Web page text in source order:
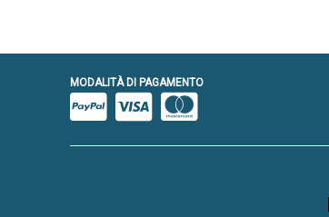
MODALITÀ DI PAGAMENTO